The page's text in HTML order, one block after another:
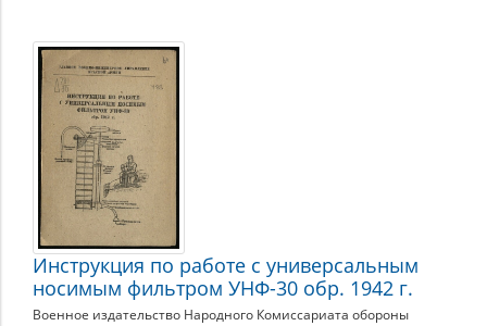
Инструкция по работе с универсальным
носимым фильтром УНФ-30 обр. 1942 г.
Военное издательство Народного Комиссариата обороны